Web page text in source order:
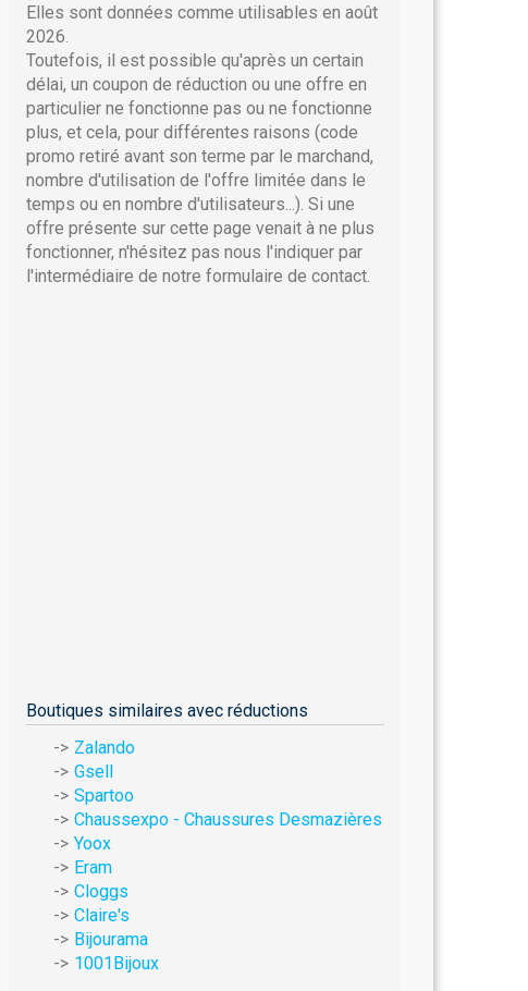
Elles sont données comme utilisables en août
2026.
Toutefois, il est possible qu'après un certain
délai, un coupon de réduction ou une offre en
particulier ne fonctionne pas ou ne fonctionne
plus, et cela, pour différentes raisons (code
promo retiré avant son terme par le marchand,
nombre d'utilisation de l'offre limitée dans le
temps ou en nombre d'utilisateurs...). Si une
offre présente sur cette page venait à ne plus
fonctionner, n'hésitez pas nous l'indiquer par
l'intermédiaire de notre formulaire de contact.
Boutiques similaires avec réductions
Zalando
Gsell
Spartoo
Chaussexpo - Chaussures Desmazières
Yoox
Eram
Cloggs
Claire's
Bijourama
1001Bijoux